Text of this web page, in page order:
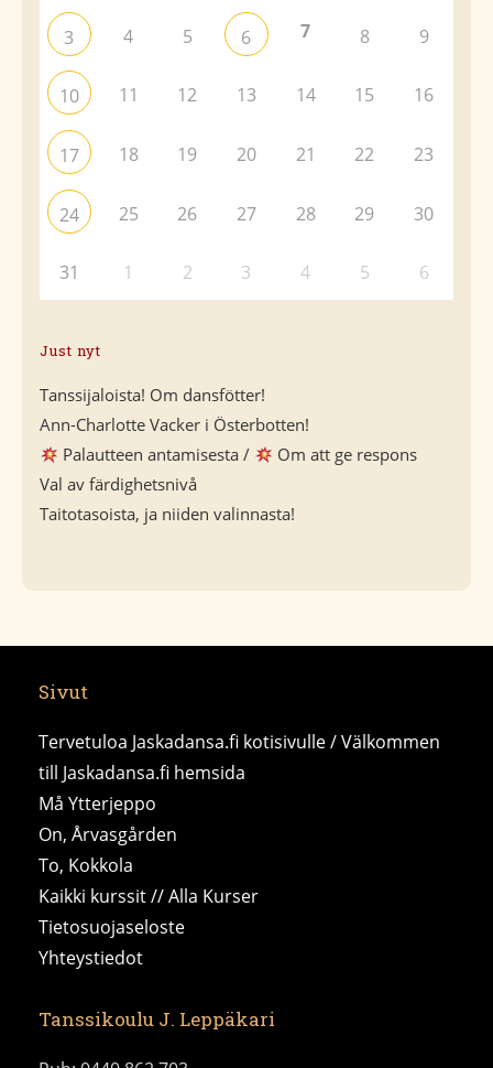
3 4 5 6 7 8 9
10 11 12 13 14 15 16
17 18 19 20 21 22 23
24 25 26 27 28 29 30
31 1 2 3 4 5 6
Just nyt
Tanssijaloista! Om dansfötter!
Ann-Charlotte Vacker i Österbotten!
Palautteen antamisesta /
Om att ge respons
Val av färdighetsnivå
Taitotasoista, ja niiden valinnasta!
Sivut
Tervetuloa Jaskadansa.fi kotisivulle / Välkommen
till Jaskadansa.fi hemsida
Må Ytterjeppo
On, Årvasgården
To, Kokkola
Kaikki kurssit // Alla Kurser
Tietosuojaseloste
Yhteystiedot
Tanssikoulu J. Leppäkari